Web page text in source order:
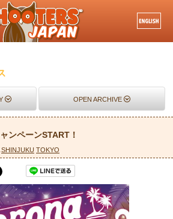
OPEN ARCHIVE
ンペーンSTART！
SHINJUKU TOKYO